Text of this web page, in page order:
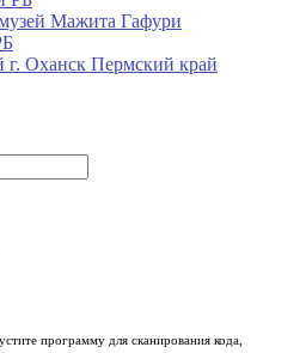
Мажита Гафури
г. Оханск Пермский край
программу для сканирования кода,